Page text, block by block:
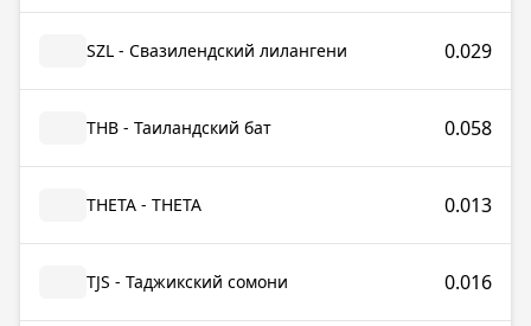
SZL - Свазилендский лилангени 0.029
THB - Таиландский бат 0.058
THETA - THETA 0.013
TJS - Таджикский сомони 0.016